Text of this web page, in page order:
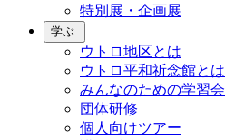
特別展・企画展
学ぶ
ウトロ地区とは
ウトロ平和祈念館とは
みんなのための学習会
団体研修
個人向けツアー